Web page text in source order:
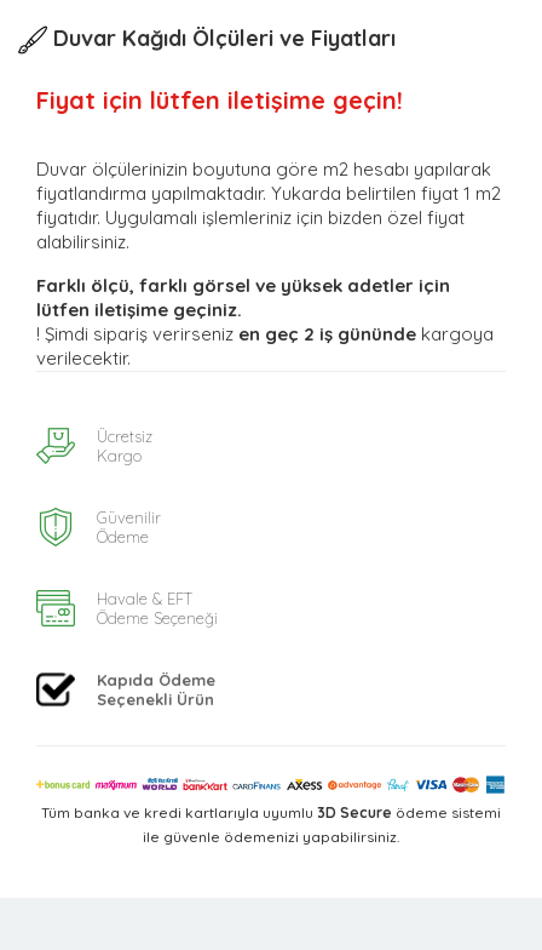
Duvar Kağıdı Ölçüleri ve Fiyatları
Fiyat için lütfen iletişime geçin!
Duvar ölçülerinizin boyutuna göre m2 hesabı yapılarak
fiyatlandırma yapılmaktadır. Yukarda belirtilen fiyat 1 m2
fiyatıdır. Uygulamalı işlemleriniz için bizden özel fiyat
alabilirsiniz.
Farklı ölçü, farklı görsel ve yüksek adetler için
lütfen iletişime geçiniz.
! Şimdi sipariş verirseniz en geç 2 iş gününde kargoya
verilecektir.
Ücretsiz
Kargo
Güvenilir
Ödeme
Havale & EFT
Ödeme Seçeneği
Kapıda Ödeme
Seçenekli Ürün
Tüm banka ve kredi kartlarıyla uyumlu 3D Secure ödeme sistemi
ile güvenle ödemenizi yapabilirsiniz.